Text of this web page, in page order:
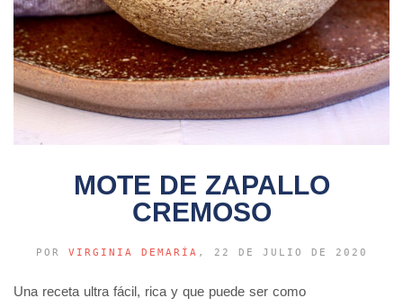
MOTE DE ZAPALLO
CREMOSO
POR VIRGINIA DEMARÍA , 22 DE JULIO DE 2020
Una receta ultra fácil, rica y que puede ser como